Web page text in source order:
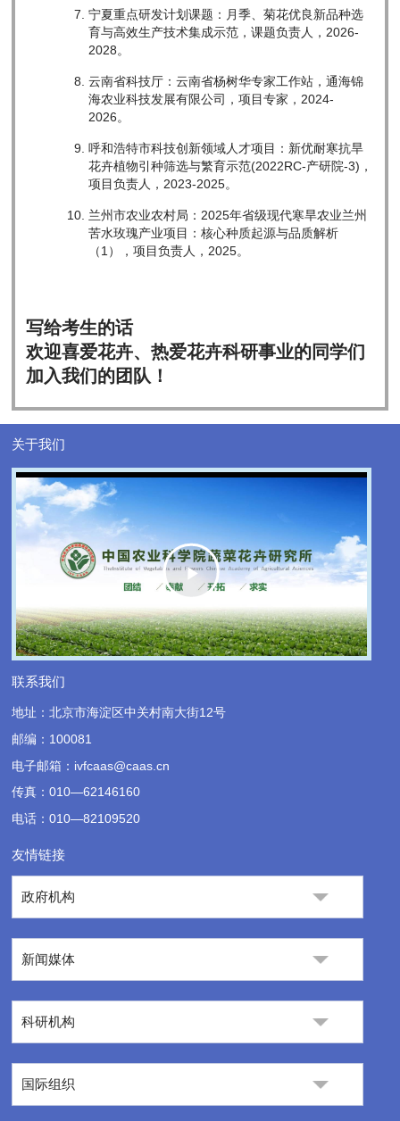
宁夏重点研发计划课题：月季、菊花优良新品种选
育与高效生产技术集成示范，课题负责人，2026-
2028。
云南省科技厅：云南省杨树华专家工作站，通海锦
海农业科技发展有限公司，项目专家，2024-
2026。
呼和浩特市科技创新领域人才项目：新优耐寒抗旱
花卉植物引种筛选与繁育示范(2022RC-产研院-3)，
项目负责人，2023-2025。
兰州市农业农村局：2025年省级现代寒旱农业兰州
苦水玫瑰产业项目：核心种质起源与品质解析
（1），项目负责人，2025。
写给考生的话
欢迎喜爱花卉、热爱花卉科研事业的同学们
加入我们的团队！
关于我们
Play
Video
联系我们
地址：北京市海淀区中关村南大街12号
邮编：100081
电子邮箱：ivfcaas@caas.cn
传真：010—62146160
电话：010—82109520
友情链接
政府机构
新闻媒体
科研机构
国际组织